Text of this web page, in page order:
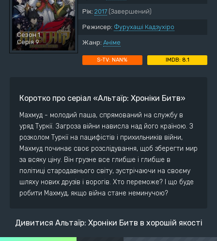
Сезон 1
Серія 9
Рік: 2017 (Завершений)
Режисер: Фурухаші Кадзухіро
Жанр: Аніме
NAN% 8.1
Коротко про серіал «Альтаїр: Хроніки Битв»
Махмуд - молодий паша, спрямований на службу в
уряд Туркії. Загроза війни нависла над його країною. З
розколом Туркії на пацифістів і прихильників війни,
Махмуд починає своє розслідування, щоб зберегти мир
за всяку ціну. Він грузне все глибше і глибше в
політиці стародавнього світу, зустрічаючи на своєму
шляху нових друзів і ворогів. Хто переможе? І що буде
робити Махмуд, якщо війна стане неминучою?
Дивитися Альтаїр: Хроніки Битв в хорошій якості